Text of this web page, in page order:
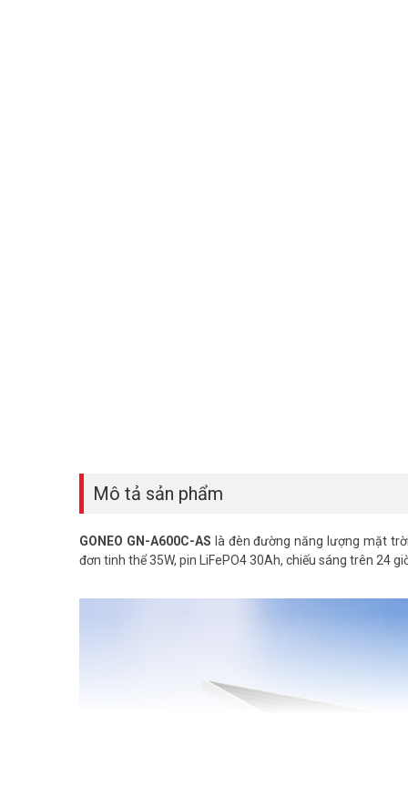
Mô tả sản phẩm
GONEO GN-A600C-AS là đèn đường năng lượng mặt
đơn tinh thể 35W, pin LiFePO4 30Ah, chiếu sáng trên 24